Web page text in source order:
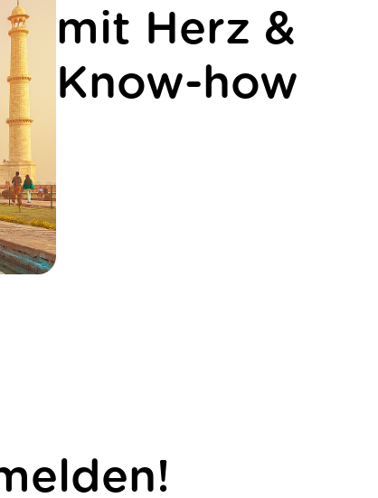
mit Herz &
Know-how